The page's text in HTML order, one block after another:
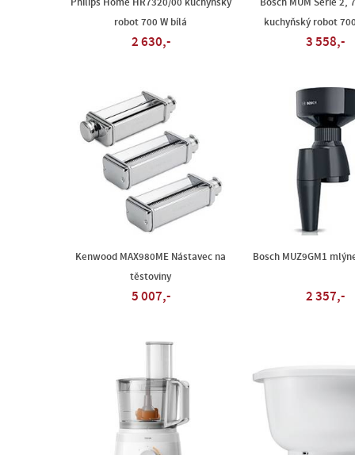
Philips Home HR7320/00 kuchyňský
robot 700 W bílá
2 630,-
Bosch MUM Serie 2,
kuchyňský robot
3 558,-
Kenwood MAX980ME Nástavec na
těstoviny
5 007,-
Bosch MUZ9GM1
2 357,-